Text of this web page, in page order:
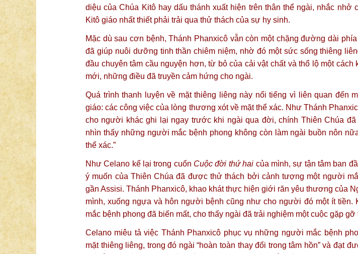
diệu của Chúa Kitô hay dấu thánh xuất hiện trên thân thể ngài, nhắc nhở
Kitô giáo nhất thiết phải trải qua thử thách của sự hy sinh.
Mặc dù sau cơn bệnh, Thánh Phanxicô vẫn còn một chặng đường dài
đã giúp nuôi dưỡng tinh thần chiêm niệm, nhờ đó một sức sống thiêng
đầu chuyên tâm cầu nguyện hơn, từ bỏ của cải vật chất và thổ lộ một
mới, những điều đã truyền cảm hứng cho ngài.
Quá trình thanh luyện về mặt thiêng liêng này nổi tiếng vì liên quan đến
giáo: các công việc của lòng thương xót về mặt thể xác. Như Thánh
cho người khác ghi lại ngay trước khi ngài qua đời, chính Thiên Chúa
nhìn thấy những người mắc bệnh phong không còn làm ngài buồn nôn
thể xác.”
Như Celano kể lại trong cuốn Cuộc đời thứ hai của mình, sự tận tâm ban
ý muốn của Thiên Chúa đã được thử thách bởi cảnh tượng một người
gần Assisi. Thánh Phanxicô, khao khát thực hiện giới răn yêu thương của
mình, xuống ngựa và hôn người bệnh cũng như cho người đó một ít
mắc bệnh phong đã biến mất, cho thấy ngài đã trải nghiệm một cuộc gặp
Celano miêu tả việc Thánh Phanxicô phục vụ những người mắc bệnh
mặt thiêng liêng, trong đó ngài “hoàn toàn thay đổi trong tâm hồn” và đạt